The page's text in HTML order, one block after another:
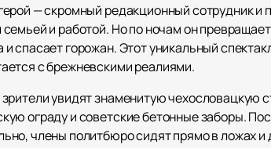
— скромный редакционный сотрудник
семьей и работой. Но по ночам он
и спасает горожан. Этот уникальный
с брежневскими реалиями.
увидят знаменитую чехословацкую
ограду и советские бетонные заборы.
члены политбюро сидят прямо в ложах